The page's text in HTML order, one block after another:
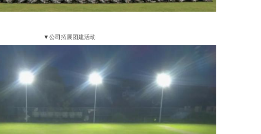
▼公司拓展团建活动